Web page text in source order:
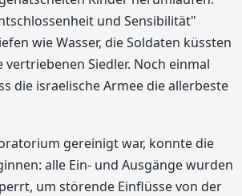
und Sensibilität"
wie Wasser, die Soldaten küssten
Siedler. Noch einmal
die israelische Armee die allerbeste
gereinigt war, konnte die
alle Ein- und Ausgänge wurden
um störende Einflüsse von der